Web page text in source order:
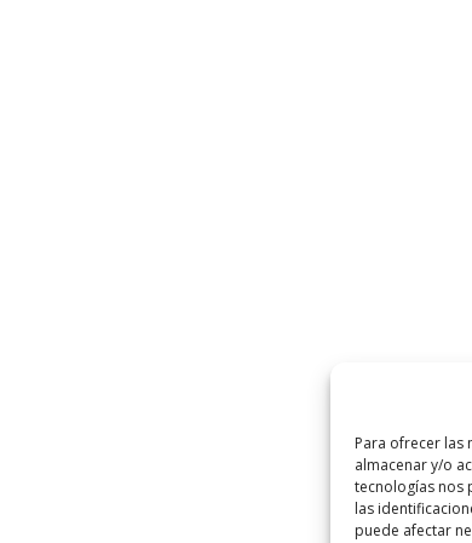
Para ofrecer las
almacenar y/o
tecnologías nos
las
puede afectar